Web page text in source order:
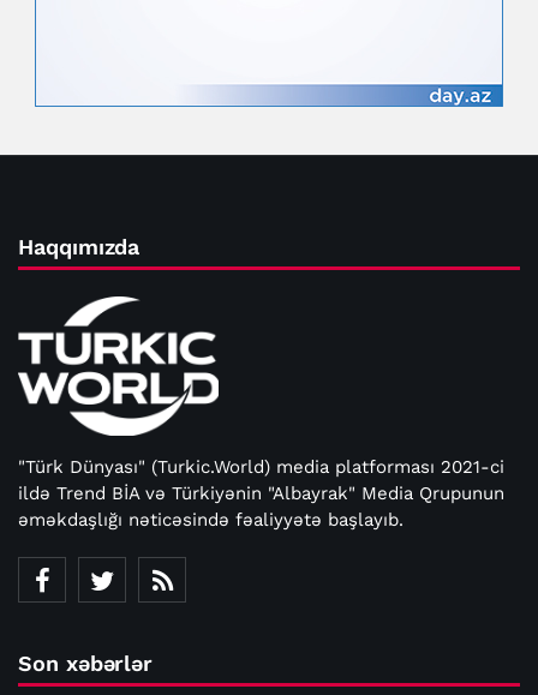
Haqqımızda
"Türk Dünyası" (Turkic.World) media platforması 2021-ci
ildə Trend BİA və Türkiyənin "Albayrak" Media Qrupunun
əməkdaşlığı nəticəsində fəaliyyətə başlayıb.
Son xəbərlər